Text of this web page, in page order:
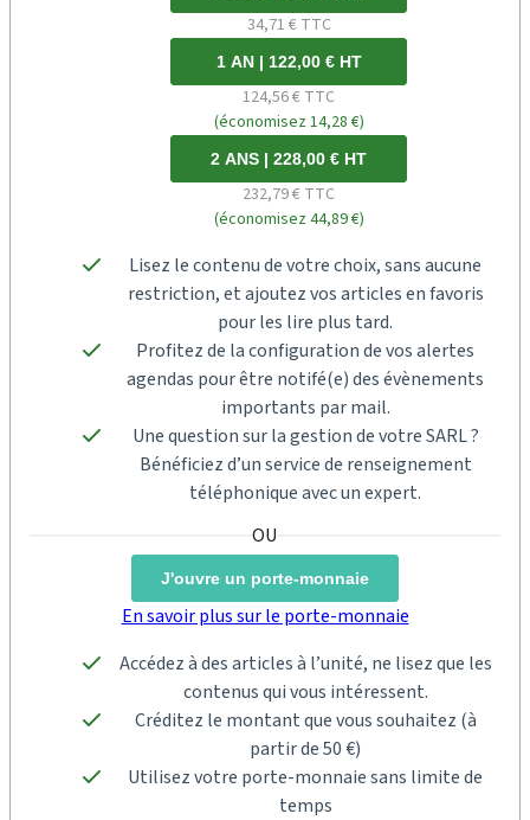
34,71 € TTC
1 AN | 122,00 € HT
124,56 € TTC
(économisez 14,28 €)
2 ANS | 228,00 € HT
232,79 € TTC
(économisez 44,89 €)
Lisez le contenu de votre choix, sans aucune
restriction, et ajoutez vos articles en favoris
pour les lire plus tard.
Profitez de la configuration de vos alertes
agendas pour être notifé(e) des évènements
importants par mail.
Une question sur la gestion de votre SARL ?
Bénéficiez d’un service de renseignement
téléphonique avec un expert.
J'ouvre un porte-monnaie
En savoir plus sur le porte-monnaie
Accédez à des articles à l’unité, ne lisez que les
contenus qui vous intéressent.
Créditez le montant que vous souhaitez (à
partir de 50 €)
Utilisez votre porte-monnaie sans limite de
temps